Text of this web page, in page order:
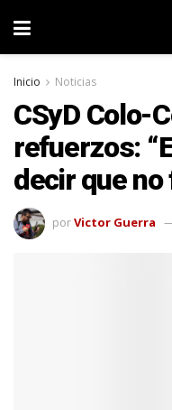
Inicio Noticias
CSyD Colo-
refuerzos:
decir que no
porVictor Guerra